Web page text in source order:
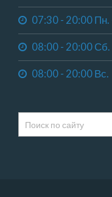
07:30 - 20:00 Пн.
08:00 - 20:00 Сб.
08:00 - 20:00 Вс.